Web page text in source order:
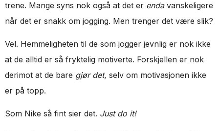
trene. Mange syns nok også at det er enda vanskeligere
når det er snakk om jogging. Men trenger det være slik?
Vel. Hemmeligheten til de som jogger jevnlig er nok ikke
at de alltid er så fryktelig motiverte. Forskjellen er nok
derimot at de bare gjør det, selv om motivasjonen ikke
er på topp.
Som Nike så fint sier det. Just do it!